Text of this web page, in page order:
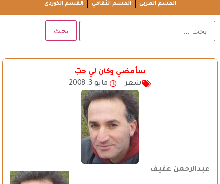
القسم العربي القسم الثقافي القسم الكوردي
سأمضي وكان لي حبّ
شعر
مايو 3, 2008
عبدالرحمن عفيف